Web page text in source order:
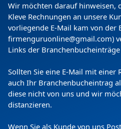
Copyright(c) 2024 by
Wir möchten darauf hinweisen,
Kleve Rechnungen an unsere
vorliegende E-Mail kam von der
firmenguruonline@gmail.com)
Links der
Sollten Sie eine E-Mail mit einer
auch Ihr Branchenbucheintrag
diese nicht von uns und wir
distanzieren.
Wenn Sie als Kunde von uns